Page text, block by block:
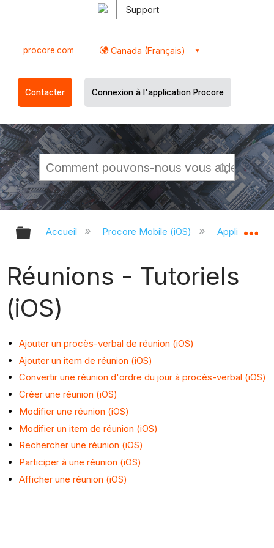
Support
procore.com Canada (Français)
Contacter Connexion à l'application Procore
Développer/réduire la hiérarchie
Accueil Procore Mobile (iOS) Application
Réunions - Tutoriels
(iOS)
Ajouter un procès-verbal de réunion (iOS)
Ajouter un item de réunion (iOS)
Convertir une réunion d'ordre du jour à procès-verbal (iOS)
Créer une réunion (iOS)
Modifier une réunion (iOS)
Modifier un item de réunion (iOS)
Rechercher une réunion (iOS)
Participer à une réunion (iOS)
Afficher une réunion (iOS)